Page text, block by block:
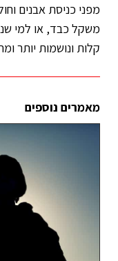
מפני כניסת אבנים
משקל כבד, או למי
קלות ונושמות יותר
מאמרים נוספים